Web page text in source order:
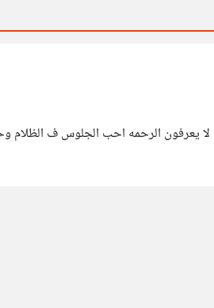
الرحمه احب الجلوس ف الظلام